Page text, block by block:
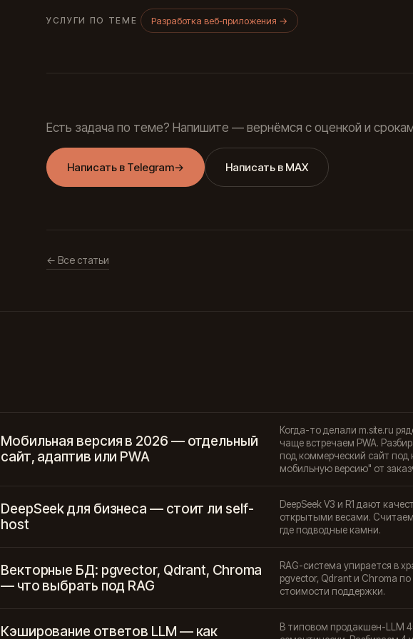
УСЛУГИ ПО ТЕМЕ Разработка веб-приложения →
Есть задача по теме? Напишите — вернёмся с оценкой и
Написать в Telegram→ Написать в MAX
← Все статьи
Мобильная версия в 2026 — отдельный
сайт, адаптив или PWA
Когда-то делали m.site.ru
чаще встречаем PWA.
под коммерческий сайт
мобильную версию" от
DeepSeek для бизнеса — стоит ли self-
host
DeepSeek V3 и R1 дают
открытыми весами.
где подводные камни.
Векторные БД: pgvector, Qdrant, Chroma
— что выбрать под RAG
RAG-система упирается в
pgvector, Qdrant и Chroma
стоимости поддержки.
Кэширование ответов LLM — как
В типовом продакшен-LLM